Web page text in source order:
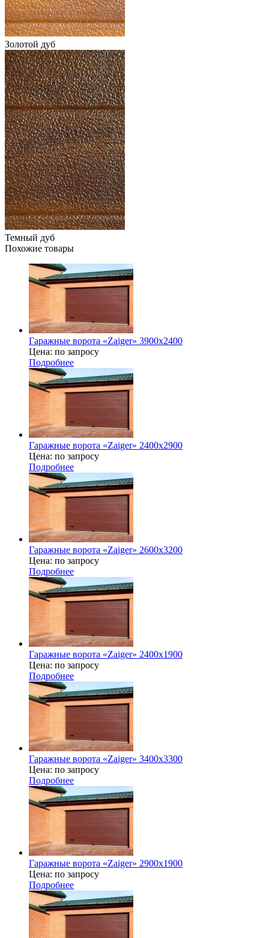
Золотой дуб
Темный дуб
Похожие товары
Гаражные ворота «Zaiger» 3900х2400
Цена: по запросу
Подробнее
Гаражные ворота «Zaiger» 2400x2900
Цена: по запросу
Подробнее
Гаражные ворота «Zaiger» 2600x3200
Цена: по запросу
Подробнее
Гаражные ворота «Zaiger» 2400х1900
Цена: по запросу
Подробнее
Гаражные ворота «Zaiger» 3400x3300
Цена: по запросу
Подробнее
Гаражные ворота «Zaiger» 2900х1900
Цена: по запросу
Подробнее